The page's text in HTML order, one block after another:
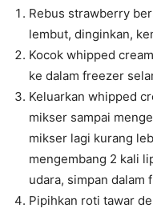
Rebus strawberry
lembut, dinginkan,
Kocok whipped
ke dalam freezer
Keluarkan whipped
mikser sampai
mikser lagi kurang
mengembang 2 kali
udara, simpan dalam
Pipihkan roti tawar